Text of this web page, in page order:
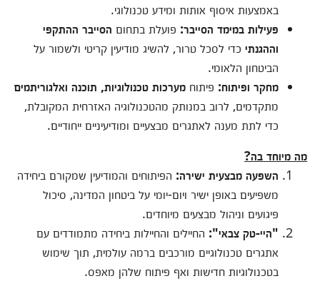
באמצעות איסוף אותות ומידע טכנולוגי.
פעילות במימד הסייבר: פועלת בתחום הסייבר ההתקפי
וההגנתיכדי לסכל טרור, להשיג מודיעין קריטי ולשמור על
הביטחון הלאומי.
מחקר ופיתוח: פיתוח מערכות טכנולוגיות, תוכנה ואלגוריתמים
מתקדמים, לרוב במנותק מהטכנולוגיה האזרחית המקובלת,
כדי לתת מענה לאתגרים מבצעיים ומודיעיניים ייחודיים.
מה מיוחד בה?
השפעה מבצעית ישירה: הפיתוחים והמודיעין שמקורם ביחידה
משפיעים באופן ישיר ויום-יומי על ביטחון המדינה, סיכול
פיגועים וניהול מבצעים מיוחדים.
"היי-טק צבאי": החיילים והחיילות ביחידה מתמודדים עם
אתגרים טכנולוגיים מורכבים ברמה עולמית, תוך שימוש
בטכנולוגיות חדישות ואף פיתוח שלהן מאפס.